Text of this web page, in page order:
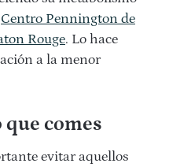
Centro Pennington de
Rouge. Lo hace
a la menor
comes
evitar aquellos